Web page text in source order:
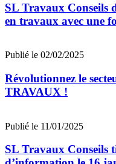
SL Travaux Conseils
en travaux avec une
Publié le 02/02/2025
Révolutionnez le
TRAVAUX !
Publié le 11/01/2025
SL Travaux Conseils